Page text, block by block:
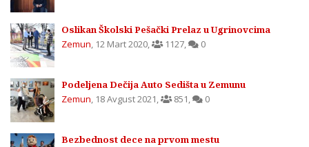
Oslikan Školski Pešački Prelaz u Ugrinovcima
Zemun, 12 Mart 2020, 1127, 0
Podeljena Dečija Auto Sedišta u Zemunu
Zemun, 18 Avgust 2021, 851, 0
Bezbednost dece na prvom mestu